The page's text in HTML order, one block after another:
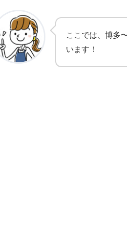
ここでは、博多
います！